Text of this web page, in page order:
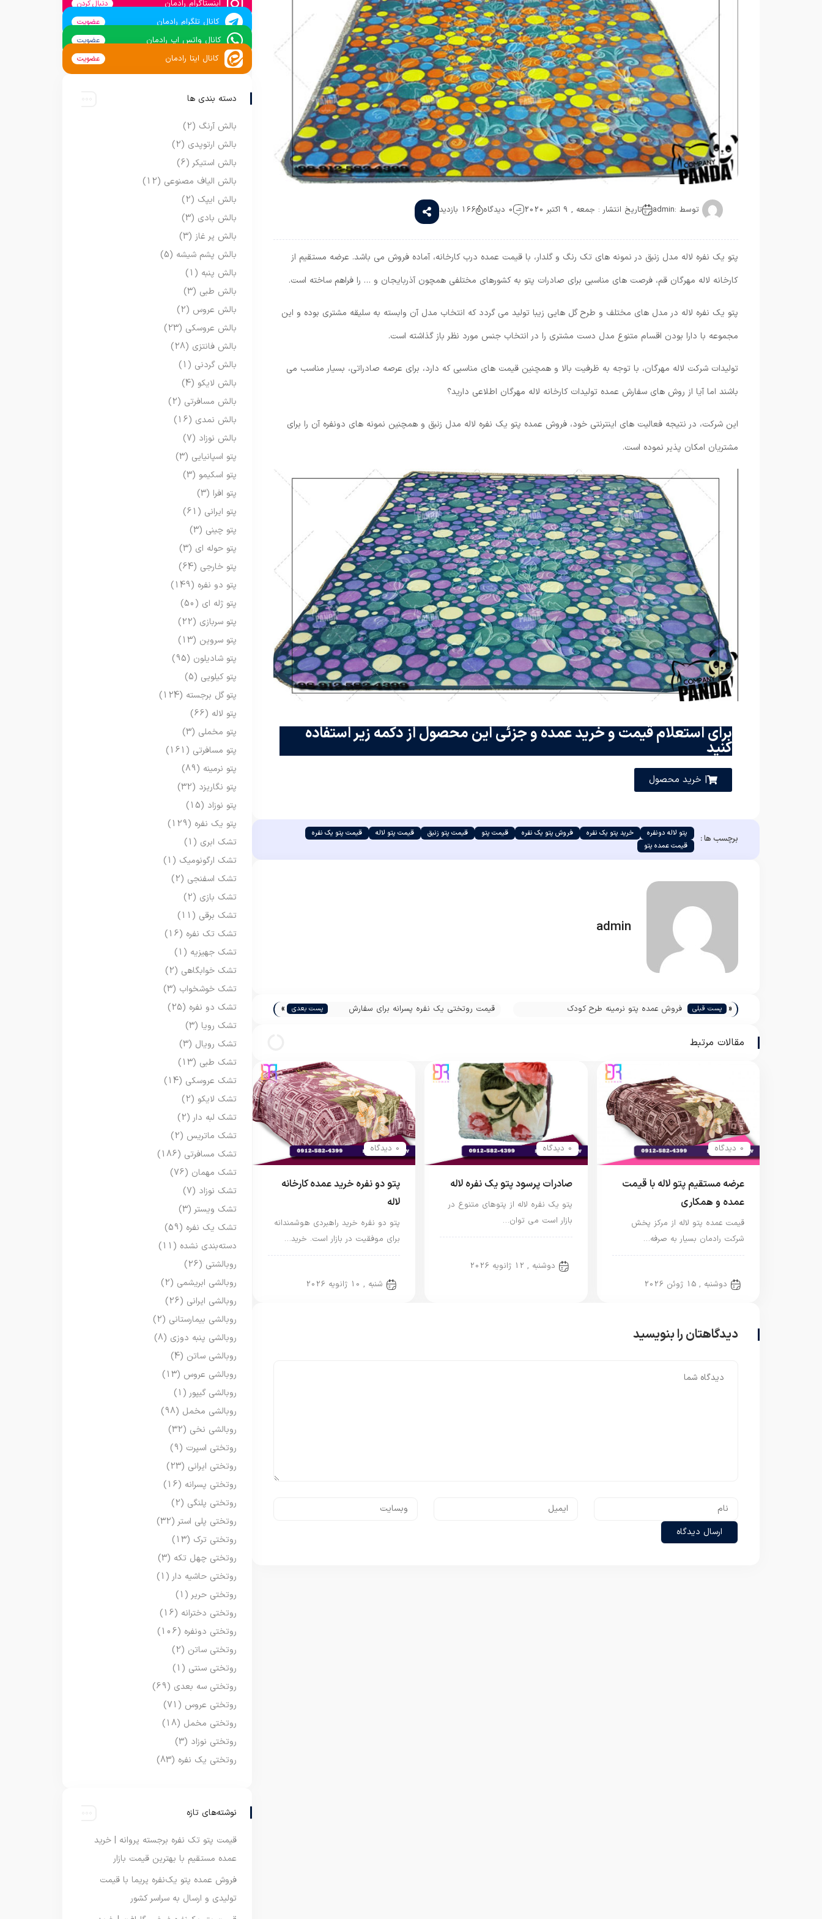
توسط :admin تاریخ انتشار : جمعه , 9 اکتبر 2020 0 دیدگاه 166 بازدید
پتو یک نفره لاله مدل زنبق در نمونه های تک رنگ و گلدار، با قیمت عمده درب کارخانه، آماده فروش می باشد. عرضه مستقیم از
کارخانه لاله مهرگان قم، فرصت های مناسبی برای صادرات پتو به کشورهای مختلفی همچون آذربایجان و … را فراهم ساخته است.
پتو یک نفره لاله در مدل های مختلف و طرح گل هایی زیبا تولید می گردد که انتخاب مدل آن وابسته به سلیقه مشتری بوده و این
مجموعه با دارا بودن اقسام متنوع مدل دست مشتری را در انتخاب جنس مورد نظر باز گذاشته است.
تولیدات شرکت لاله مهرگان، با توجه به ظرفیت بالا و همچنین قیمت های مناسبی که دارد، برای عرصه صادراتی، بسیار مناسب می
باشند اما آیا از روش های سفارش عمده تولیدات کارخانه لاله مهرگان اطلاعی دارید؟
این شرکت، در نتیجه فعالیت های اینترنتی خود، فروش عمده پتو یک نفره لاله مدل زنبق و همچنین نمونه های دونفره آن را برای
مشتریان امکان پذیر نموده است.
برای استعلام قیمت و خرید عمده و جزئی این محصول از دکمه زیر استفاده
کنید
| خرید محصول
برچسب ها : پتو لاله دونفره خرید پتو یک نفره فروش پتو یک نفره قیمت پتو قیمت پتو زنبق قیمت پتو لاله
قیمت پتو یک نفره
قیمت عمده پتو
admin
« پست قبلی فروش عمده پتو نرمینه طرح کودک
قیمت روتختی یک نفره پسرانه برای سفارش
پست بعدی »
مقالات مرتبط
0 دیدگاه
عرضه مستقیم پتو لاله با قیمت
عمده و همکاری
قیمت عمده پتو لاله از مرکز پخش
شرکت رادمان بسیار به صرفه…
دوشنبه , 15 ژوئن 2026
0 دیدگاه
صادرات پرسود پتو یک نفره لاله
پتو یک نفره لاله از پتوهای متنوع در
بازار است می توان…
دوشنبه , 12 ژانویه 2026
0 دیدگاه
پتو دو نفره خرید عمده کارخانه
لاله
پتو دو نفره خرید راهبردی هوشمندانه
برای موفقیت در بازار است. خرید…
شنبه , 10 ژانویه 2026
دیدگاهتان را بنویسید
اینستاگرام رادمان دنبال کردن
کانال تلگرام رادمان عضویت
کانال واتس اپ رادمان عضویت
کانال ایتا رادمان عضویت
دسته بندی ها
بالش آرنگ (2)
بالش ارتوپدی (2)
بالش استیکر (6)
بالش الیاف مصنوعی (12)
بالش ایپک (2)
بالش بادی (3)
بالش پر غاز (3)
بالش پشم شیشه (5)
بالش پنبه (1)
بالش طبی (3)
بالش عروس (2)
بالش عروسکی (23)
بالش فانتزی (28)
بالش گردنی (1)
بالش لایکو (4)
بالش مسافرتی (2)
بالش نمدی (16)
بالش نوزاد (7)
پتو اسپانیایی (3)
پتو اسکیمو (3)
پتو افرا (3)
پتو ایرانی (61)
پتو چینی (3)
پتو حوله ای (3)
پتو خارجی (64)
پتو دو نفره (149)
پتو ژله ای (50)
پتو سربازی (22)
پتو سروین (13)
پتو شادیلون (95)
پتو کیلویی (5)
پتو گل برجسته (124)
پتو لاله (66)
پتو مخملی (3)
پتو مسافرتی (161)
پتو نرمینه (89)
پتو نگاریزد (32)
پتو نوزاد (15)
پتو یک نفره (129)
تشک ابری (1)
تشک ارگونومیک (1)
تشک اسفنجی (2)
تشک بازی (2)
تشک برقی (11)
تشک تک نفره (16)
تشک جهیزیه (1)
تشک خوابگاهی (2)
تشک خوشخواب (3)
تشک دو نفره (25)
تشک رویا (3)
تشک رویال (3)
تشک طبی (13)
تشک عروسکی (14)
تشک لایکو (2)
تشک لبه دار (2)
تشک ماتریس (2)
تشک مسافرتی (186)
تشک مهمان (76)
تشک نوزاد (7)
تشک ویستر (3)
تشک یک نفره (59)
دسته‌بندی نشده (11)
روبالشتی (26)
روبالشی ابریشمی (2)
روبالشی ایرانی (26)
روبالشی بیمارستانی (2)
روبالشی پنبه دوزی (8)
روبالشی ساتن (4)
روبالشی عروس (13)
روبالشی گیپور (1)
روبالشی مخمل (98)
روبالشی نخی (32)
روتختی اسپرت (9)
روتختی ایرانی (23)
روتختی پسرانه (16)
روتختی پلنگی (2)
روتختی پلی استر (32)
روتختی ترک (13)
روتختی چهل تکه (3)
روتختی حاشیه دار (1)
روتختی حریر (1)
روتختی دخترانه (16)
روتختی دونفره (106)
روتختی ساتن (2)
روتختی سنتی (1)
روتختی سه بعدی (69)
روتختی عروس (71)
روتختی مخمل (18)
روتختی نوزاد (3)
روتختی یک نفره (83)
نوشته‌های تازه
قیمت پتو تک نفره برجسته پروانه | خرید
عمده مستقیم با بهترین قیمت بازار
فروش عمده پتو یک‌نفره پریما با قیمت
تولیدی و ارسال به سراسر کشور